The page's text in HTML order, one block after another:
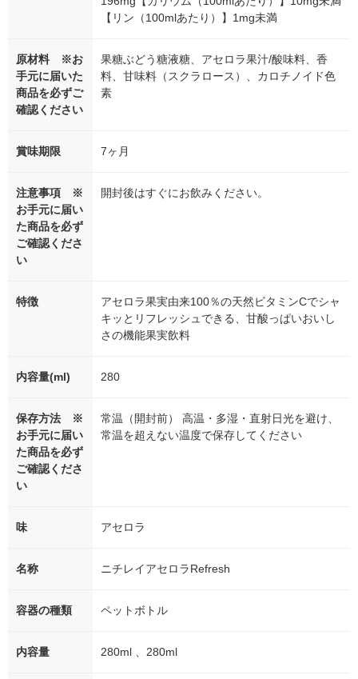
【リン（100mlあたり）】1mg未満
原材料 ※お
手元に届いた
商品を必ずご
確認ください
果糖ぶどう糖液糖、アセロラ果汁/酸味料、香
料、甘味料（スクラロース）、カロチノイド色
素
賞味期限 7ヶ月
注意事項 ※
お手元に届い
た商品を必ず
ご確認くださ
い
開封後はすぐにお飲みください。
特徴
アセロラ果実由来100％の天然ビタミンCでシャ
キッとリフレッシュできる、甘酸っぱいおいし
さの機能果実飲料
内容量(ml) 280
保存方法 ※
お手元に届い
た商品を必ず
ご確認くださ
い
常温（開封前） 高温・多湿・直射日光を避け、
常温を超えない温度で保存してください
味 アセロラ
名称 ニチレイアセロラRefresh
容器の種類 ペットボトル
内容量 280ml 、280ml